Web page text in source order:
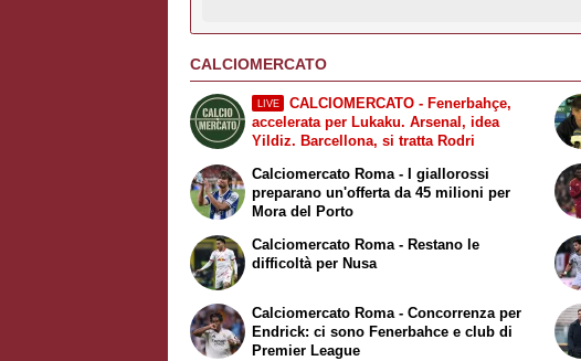
CALCIOMERCATO
LIVE
CALCIOMERCATO - Fenerbahçe,
accelerata per Lukaku. Arsenal, idea
Yildiz. Barcellona, si tratta Rodri
Calciomercato Roma - I giallorossi
preparano un'offerta da 45 milioni per
Mora del Porto
Calciomercato Roma - Restano le
difficoltà per Nusa
Calciomercato Roma - Concorrenza per
Endrick: ci sono Fenerbahce e club di
Premier League